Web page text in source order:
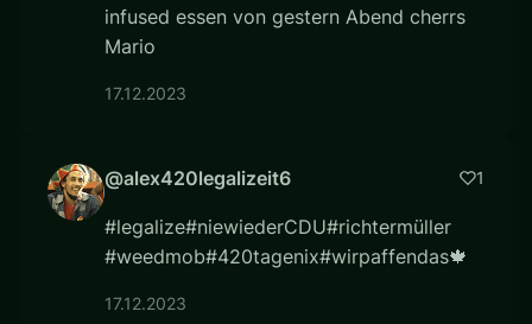
infused essen von gestern Abend cherrs
Mario
17.12.2023
@alex420legalizeit6 1
#legalize#niewiederCDU#richtermüller
#weedmob#420tagenix#wirpaffendas🍁
17.12.2023